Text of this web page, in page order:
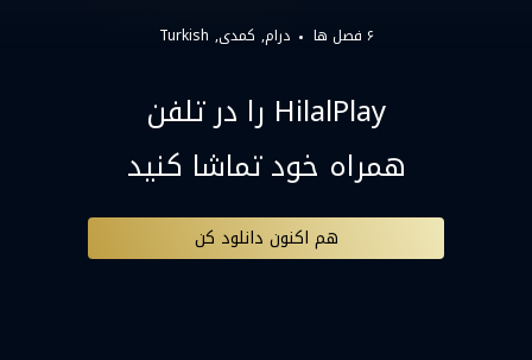
۶ فصل ها درام کمدی Turkish
HilalPlay را در تلفن
همراه خود تماشا کنید
هم اکنون دانلود کن